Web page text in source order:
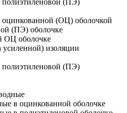
(ПЭ)
(ОЦ) оболочкой
(ПЭ) оболочке
ОЦ оболочке
изоляции
(ПЭ)
в оцинкованной оболочке